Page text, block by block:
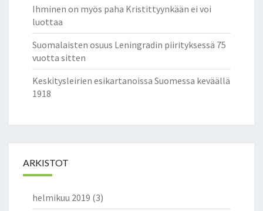
Ihminen on myös paha Kristittyynkään ei voi
luottaa
Suomalaisten osuus Leningradin piirityksessä 75
vuotta sitten
Keskitysleirien esikartanoissa Suomessa keväällä
1918
ARKISTOT
helmikuu 2019 (3)